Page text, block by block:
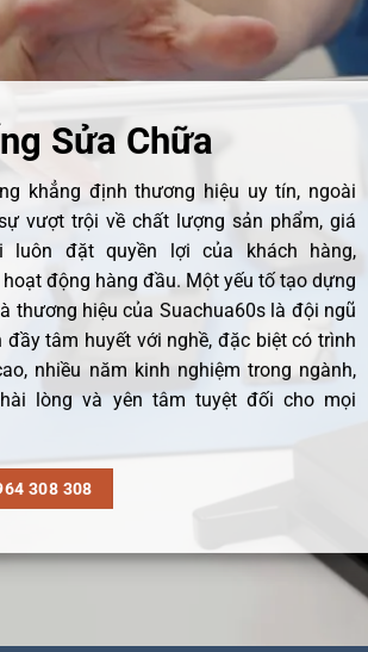
Sửa Chữa
khẳng định thương hiệu uy tín, ngoài
vượt trội về chất lượng sản phẩm, giá
luôn đặt quyền lợi của khách hàng,
động hàng đầu. Một yếu tố tạo dựng
thương hiệu của Suachua60s là đội ngũ
đầy tâm huyết với nghề, đặc biệt có trình
nhiều năm kinh nghiệm trong ngành,
lòng và yên tâm tuyệt đối cho mọi
308 308